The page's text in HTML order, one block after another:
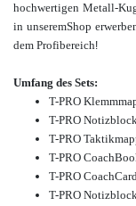
hochwertigen Metall-
in unseremShop
dem Profibereich!
Umfang des Sets:
T-PRO
T-PRO
T-PRO
T-PRO
T-PRO
T-PRO